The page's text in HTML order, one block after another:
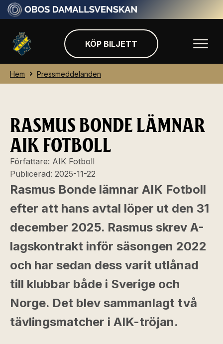
KÖP BILJETT
Hem Pressmeddelanden
RASMUS BONDE LÄMNAR
AIK FOTBOLL
Författare: AIK Fotboll
Publicerad: 2025-11-22
Rasmus Bonde lämnar AIK Fotboll
efter att hans avtal löper ut den 31
december 2025. Rasmus skrev A-
lagskontrakt inför säsongen 2022
och har sedan dess varit utlånad
till klubbar både i Sverige och
Norge. Det blev sammanlagt två
tävlingsmatcher i AIK-tröjan.